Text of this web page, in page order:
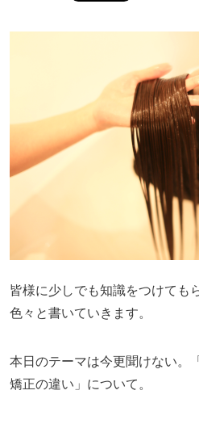
皆様に少しでも知識をつけても
色々と書いていきます。
本日のテーマは今更聞けない。
矯正の違い」について。